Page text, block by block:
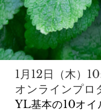
1月12日（木）
オンラインプロ
YL基本の10オイ